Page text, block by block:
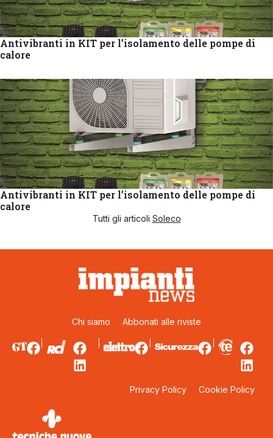
Antivibranti in KIT per l’isolamento delle pompe di
calore
Antivibranti in KIT per l’isolamento delle pompe di
calore
Tutti gli articoli Soleco
Chi siamo Abbonati alle riviste
Privacy Policy Cookie Policy